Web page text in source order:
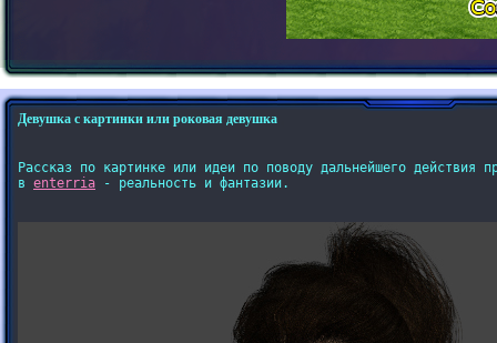
Девушка с картинки или роковая девушка
Рассказ по картинке или идеи по поводу дальнейшего действия
в enterria - реальность и фантазии.